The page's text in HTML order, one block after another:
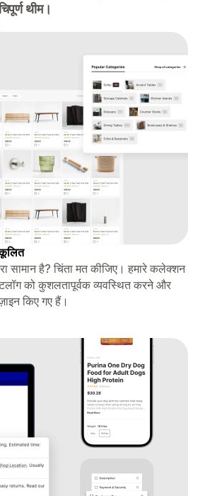
थीम।
सामान है? चिंता मत कीजिए। हमारे कलेक्शन
को कुशलतापूर्वक व्यवस्थित करने और
किए गए हैं।